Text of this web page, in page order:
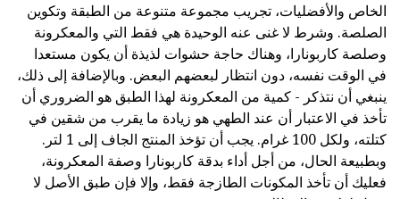
الخاص والأفضليات، تجريب مجموعة متنوعة من الطبقة وتكوين
الصلصة. وشرط لا غنى عنه الوحيدة هي فقط التي والمعكرونة
وصلصة كاربونارا، وهناك حاجة حشوات لذيذة أن يكون مستعدا
في الوقت نفسه، دون انتظار لبعضهم البعض. وبالإضافة إلى ذلك،
ينبغي أن نتذكر - كمية من المعكرونة لهذا الطبق هو الضروري أن
تأخذ في الاعتبار أن عند الطهي هو زيادة ما يقرب من شقين في
كتلته، ولكل 100 غرام. يجب أن تؤخذ المنتج الجاف إلى 1 لتر.
وبطبيعة الحال، من أجل أداء بدقة كاربونارا وصفة المعكرونة،
فعليك أن تأخذ المكونات الطازجة فقط، وإلا فإن طبق الأصل لا